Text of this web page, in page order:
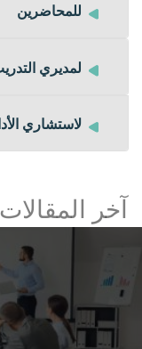
آخر المقالات